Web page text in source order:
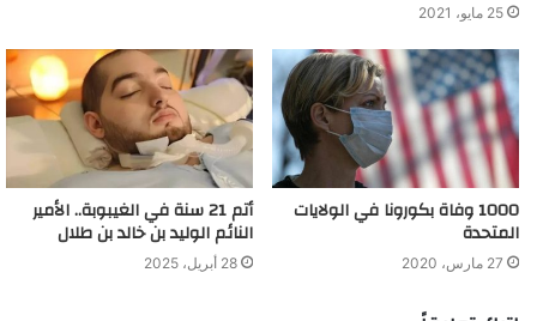
25 مايو، 2021
1000 وفاة بكورونا في الولايات
المتحدة
27 مارس، 2020
أتم 21 سنة في الغيبوبة.. الأمير
النائم الوليد بن خالد بن طلال
28 أبريل، 2025